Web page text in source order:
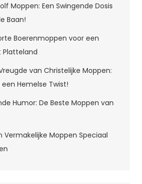
Moppen: Een Swingende Dosis
Baan!
Boerenmoppen voor een
Platteland
van Christelijke Moppen:
Hemelse Twist!
Humor: De Beste Moppen van
Vermakelijke Moppen Speciaal